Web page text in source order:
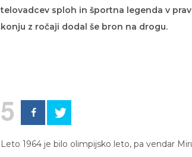
telovadcev sploh in športna legenda v
konju z ročaji dodal še bron na drogu.
5
Leto 1964 je bilo olimpijsko leto, pa vendar